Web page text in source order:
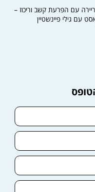
עם הפרעת קשב וריכוז –
עם גילי פיינשטיין